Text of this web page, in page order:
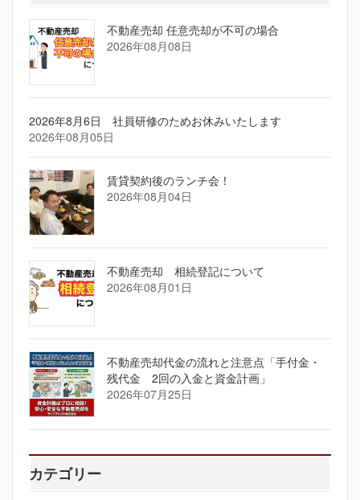
不動産売却 任意売却が不可の場合
2026年08月08日
2026年8月6日 社員研修のためお休みいたします
2026年08月05日
賃貸契約後のランチ会！
2026年08月04日
不動産売却 相続登記について
2026年08月01日
不動産売却代金の流れと注意点「手付金・
残代金 2回の入金と資金計画」
2026年07月25日
カテゴリー